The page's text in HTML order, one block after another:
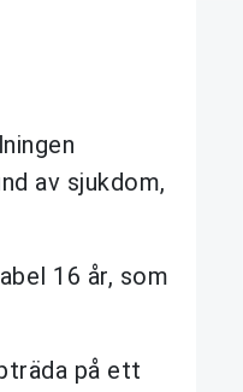
av sjukdom,
16 år, som
på ett